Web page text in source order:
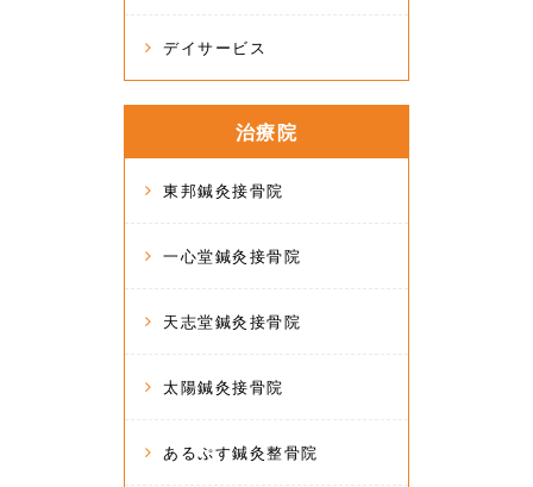
デイサービス
治療院
東邦鍼灸接骨院
一心堂鍼灸接骨院
天志堂鍼灸接骨院
太陽鍼灸接骨院
あるぷす鍼灸整骨院